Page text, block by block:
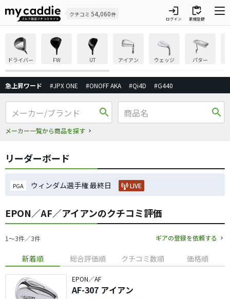
クチコミ 54,060件 login
ログイン
inventory
新規登録
ドライバー FW UT アイアン ウェッジ パター
急上昇ワード #JPX ONE #ONOFF AKA #Qi4D #G440
search
メーカー一覧から商品を探す
search
リーダーボード
PGA ウィンダム選手権 最終日 LIVE
EPON／AF／アイアンのクチコミ評価
1〜3件／3件 ギアの登録を依頼する
新着順 総合評価順 クチコミ数順 価格順
EPON／AF
AF-307 アイアン